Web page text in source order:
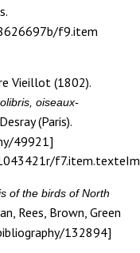
f9.item
Vieillot (1802).
oiseaux-
(Paris).
49921]
of the birds of North
Rees, Brown, Green
132894]